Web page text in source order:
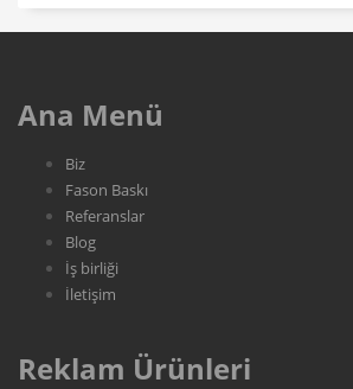
Ana Menü
Biz
Fason Baskı
Referanslar
Blog
İş birliği
İletişim
Reklam Ürünleri